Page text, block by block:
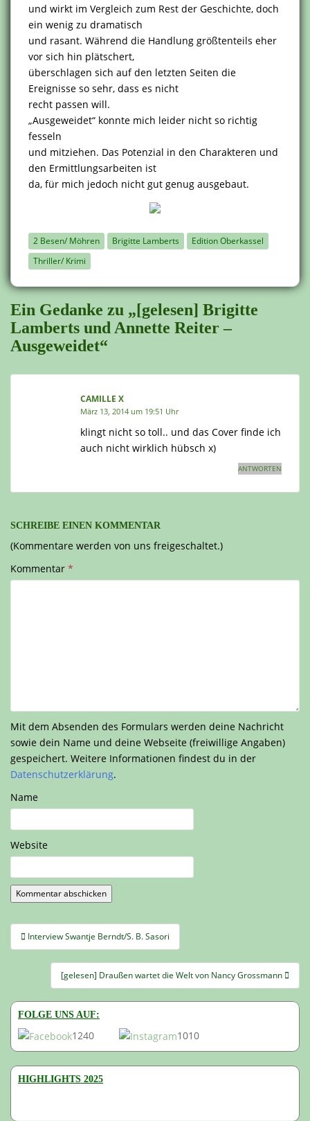
und wirkt im Vergleich zum Rest der Geschichte, doch
ein wenig zu dramatisch
und rasant. Während die Handlung größtenteils eher
vor sich hin plätschert,
überschlagen sich auf den letzten Seiten die
Ereignisse so sehr, dass es nicht
recht passen will.
„Ausgeweidet“ konnte mich leider nicht so richtig
fesseln
und mitziehen. Das Potenzial in den Charakteren und
den Ermittlungsarbeiten ist
da, für mich jedoch nicht gut genug ausgebaut.
2 Besen/ Möhren Brigitte Lamberts
Edition Oberkassel
Thriller/ Krimi
Ein Gedanke zu „[gelesen] Brigitte
Lamberts und Annette Reiter –
Ausgeweidet“
CAMILLE X
März 13, 2014 um 19:51 Uhr
klingt nicht so toll.. und das Cover finde ich
auch nicht wirklich hübsch x)
ANTWORTEN
SCHREIBE EINEN KOMMENTAR
(Kommentare werden von uns freigeschaltet.)
Kommentar *
Mit dem Absenden des Formulars werden deine Nachricht
sowie dein Name und deine Webseite (freiwillige Angaben)
gespeichert. Weitere Informationen findest du in der
Datenschutzerklärung.
Name
Website
Beitragsnavigation
Interview Swantje Berndt/S. B. Sasori
[gelesen] Draußen wartet die Welt von Nancy Grossmann
FOLGE UNS AUF:
1240 1010
HIGHLIGHTS 2025